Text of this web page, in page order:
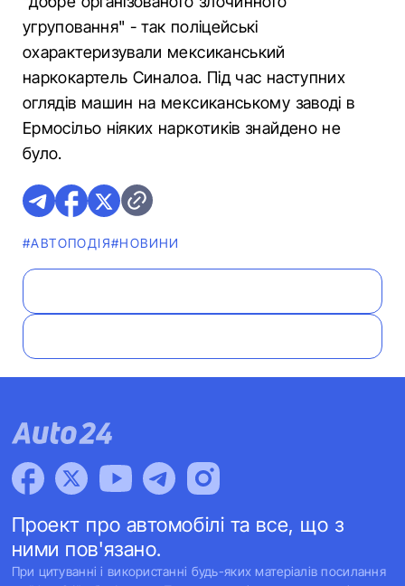
угруповання" - так поліцейські
охарактеризували мексиканський
наркокартель Синалоа. Під час наступних
оглядів машин на мексиканському заводі в
Ермосільо ніяких наркотиків знайдено не
було.
#АВТОПОДІЯ#НОВИНИ
Проект про автомобілі та все, що з
ними пов'язано.
При цитуванні і використанні будь-яких матеріалів посилання